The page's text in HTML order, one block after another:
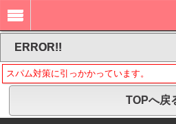
ERROR!!
スパム対策に引っかかっています。
TOPへ戻